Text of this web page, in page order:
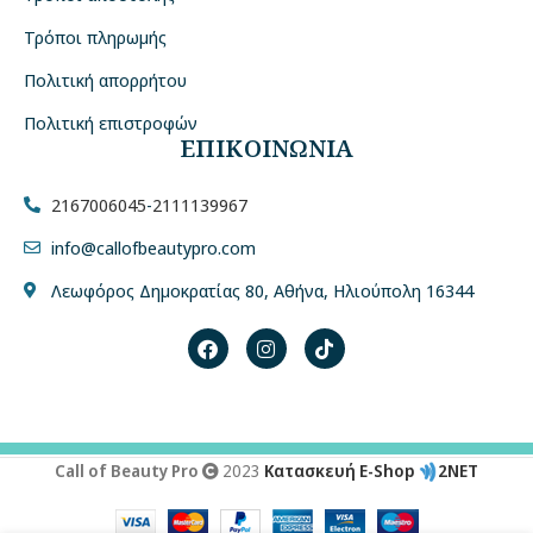
Τρόποι πληρωμής
Πολιτική απορρήτου
Πολιτική επιστροφών
ΕΠΙΚΟΙΝΩΝΙΑ
2167006045-2111139967
info@callofbeautypro.com
Λεωφόρος Δημοκρατίας 80, Αθήνα, Ηλιούπολη 16344
Call of Beauty Pro 2023 Κατασκευή E-Shop 2NET